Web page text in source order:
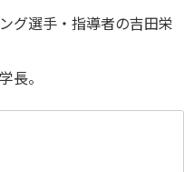
グ選手・指導者の吉田栄
長。